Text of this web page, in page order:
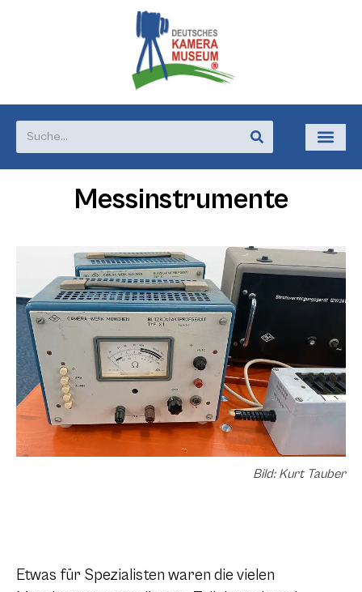
Messinstrumente
Bild: Kurt Tauber
Etwas für Spezialisten waren die vielen